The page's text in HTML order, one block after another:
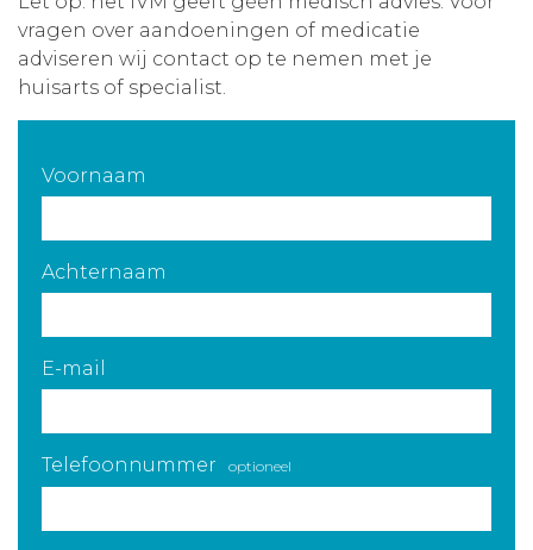
vragen over aandoeningen of medicatie
adviseren wij contact op te nemen met je
huisarts of specialist.
Voornaam
Achternaam
E-mail
Telefoonnummer optioneel